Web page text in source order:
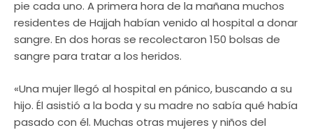
pie cada uno. A primera hora de la mañana muchos
residentes de Hajjah habían venido al hospital a donar
sangre. En dos horas se recolectaron 150 bolsas de
sangre para tratar a los heridos.
«Una mujer llegó al hospital en pánico, buscando a su
hijo. Él asistió a la boda y su madre no sabía qué había
pasado con él. Muchas otras mujeres y niños del